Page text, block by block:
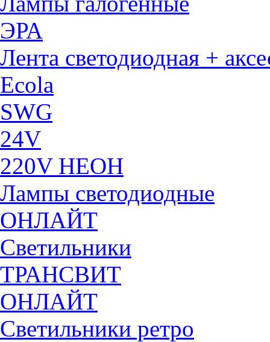
ЭРА
Лента светодиодная +
Ecola
SWG
24V
220V НЕОН
Лампы светодиодные
ОНЛАЙТ
Светильники
ТРАНСВИТ
ОНЛАЙТ
Светильники ретро